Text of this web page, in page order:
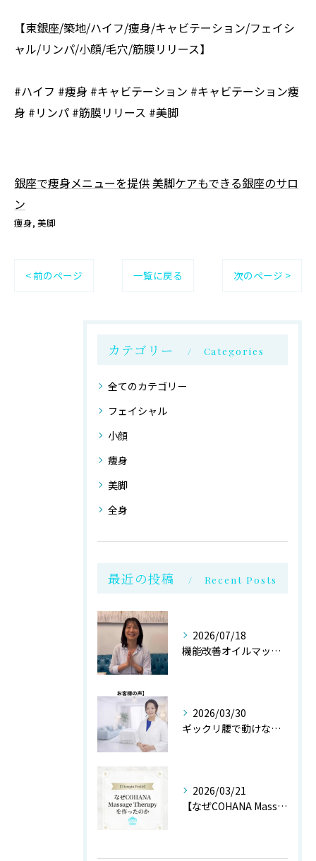
【東銀座/築地/ハイフ/痩身/キャビテーション/フェイシ
ャル/リンパ/小顔/毛穴/筋膜リリース】
#ハイフ #痩身 #キャビテーション #キャビテーション痩
身 #リンパ #筋膜リリース #美脚
銀座で痩身メニューを提供美脚ケアもできる銀座のサロ
ン
痩身 美脚
< 前のページ 一覧に戻る 次のページ >
カテゴリー Categories
全てのカテゴリー
フェイシャル
小顔
痩身
美脚
全身
最近の投稿 Recent Posts
2026/07/18
機能改善オイルマッサージ@銀座
2026/03/30
ギックリ腰で動けない状態からご来店されたお客様より
2026/03/21
【なぜCOHANA Massage Therapyを作ったの...